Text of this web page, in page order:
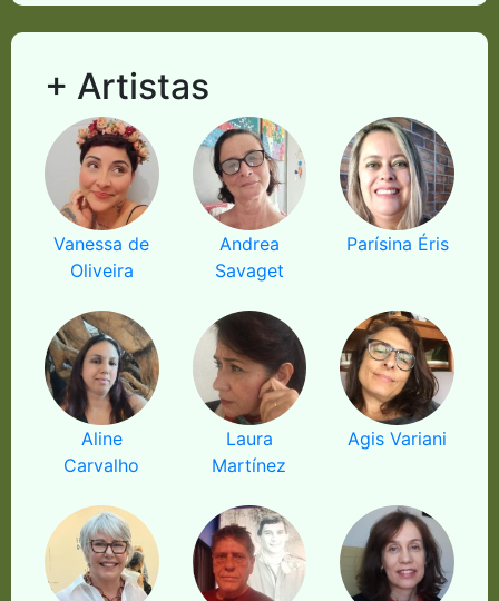
+ Artistas
Vanessa de
Oliveira
Andrea
Savaget
Parísina Éris
Aline
Carvalho
Laura
Martínez
Agis Variani